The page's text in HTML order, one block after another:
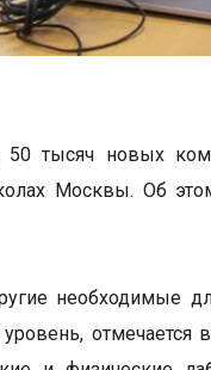
50 тысяч новых
Москвы. Об
необходимые
отмечается в